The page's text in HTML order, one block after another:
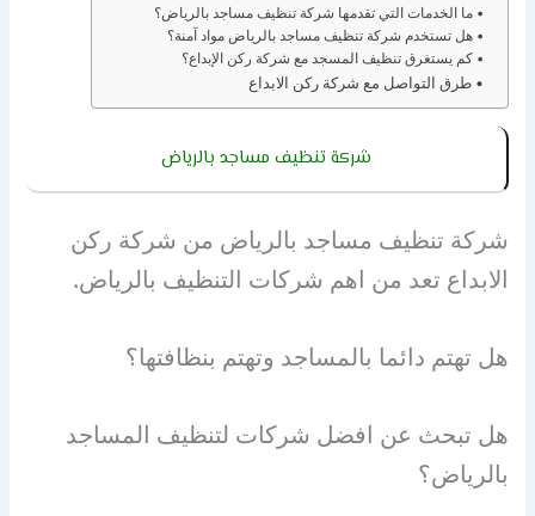
ما الخدمات التي تقدمها شركة تنظيف مساجد بالرياض؟
هل تستخدم شركة تنظيف مساجد بالرياض مواد آمنة؟
كم يستغرق تنظيف المسجد مع شركة ركن الإبداع؟
طرق التواصل مع شركة ركن الابداع
شركة تنظيف مساجد بالرياض
شركة تنظيف مساجد بالرياض من شركة ركن
الابداع تعد من اهم شركات التنظيف بالرياض.
هل تهتم دائما بالمساجد وتهتم بنظافتها؟
هل تبحث عن افضل شركات لتنظيف المساجد
بالرياض؟